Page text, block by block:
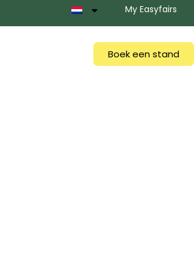
My Easyfairs
Boek een stand